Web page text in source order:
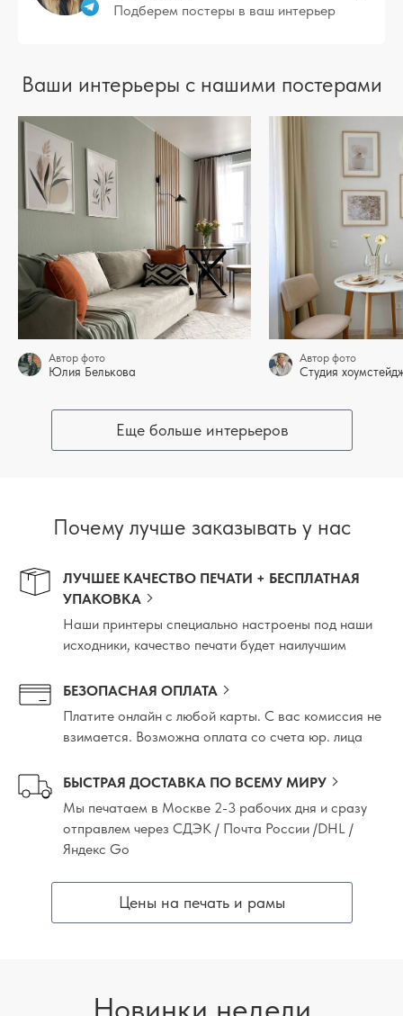
Подберем постеры в ваш интерьер
Ваши интерьеры с нашими постерами
Автор фото
Юлия Белькова
Автор фото
Студия
Еще больше интерьеров
Почему лучше заказывать у нас
ЛУЧШЕЕ КАЧЕСТВО ПЕЧАТИ + БЕСПЛАТНАЯ
УПАКОВКА
Наши принтеры специально настроены под наши
исходники, качество печати будет наилучшим
БЕЗОПАСНАЯ ОПЛАТА
Платите онлайн с любой карты. С вас комиссия не
взимается. Возможна оплата со счета юр. лица
БЫСТРАЯ ДОСТАВКА ПО ВСЕМУ МИРУ
Мы печатаем в Москве 2-3 рабочих дня и сразу
отправлем через СДЭК / Почта России /DHL /
Яндекс Go
Цены на печать и рамы
Новинки недели